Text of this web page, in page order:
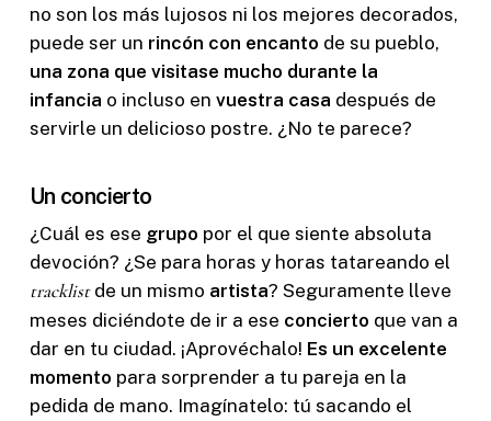
no son los más lujosos ni los mejores decorados,
puede ser un rincón con encanto de su pueblo,
una zona que visitase mucho durante la
infancia o incluso en vuestra casa después de
servirle un delicioso postre. ¿No te parece?
Un concierto
¿Cuál es ese grupo por el que siente absoluta
devoción? ¿Se para horas y horas tatareando el
tracklist de un mismo artista? Seguramente lleve
meses diciéndote de ir a ese concierto que van a
dar en tu ciudad. ¡Aprovéchalo! Es un excelente
momento para sorprender a tu pareja en la
pedida de mano. Imagínatelo: tú sacando el